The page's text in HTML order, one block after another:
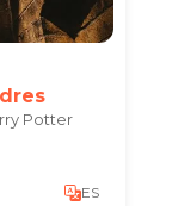
Potter
ES